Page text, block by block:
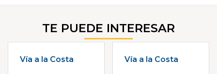
TE PUEDE INTERESAR
Vía a la Costa Vía a la Costa